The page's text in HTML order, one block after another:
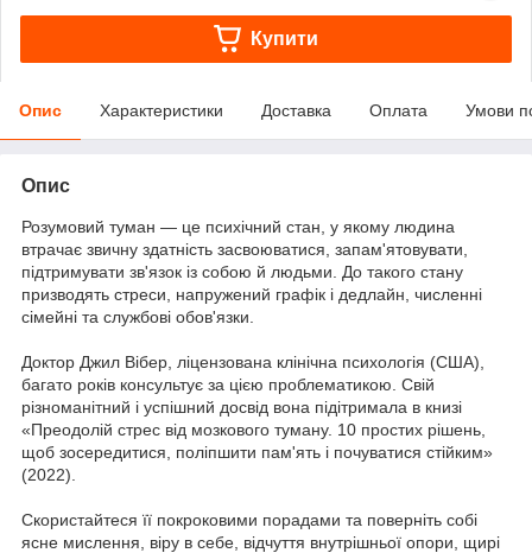
Купити
Опис Характеристики Доставка Оплата Умови
Опис
Розумовий туман — це психічний стан, у якому людина
втрачає звичну здатність засвоюватися, запам'ятовувати,
підтримувати зв'язок із собою й людьми. До такого стану
призводять стреси, напружений графік і дедлайн, численні
сімейні та службові обов'язки.
Доктор Джил Вібер, ліцензована клінічна психологія (США),
багато років консультує за цією проблематикою. Свій
різноманітний і успішний досвід вона підітримала в книзі
«Преодолій стрес від мозкового туману. 10 простих рішень,
щоб зосередитися, поліпшити пам'ять і почуватися стійким»
(2022).
Скористайтеся її покроковими порадами та поверніть собі
ясне мислення, віру в себе, відчуття внутрішньої опори, щирі